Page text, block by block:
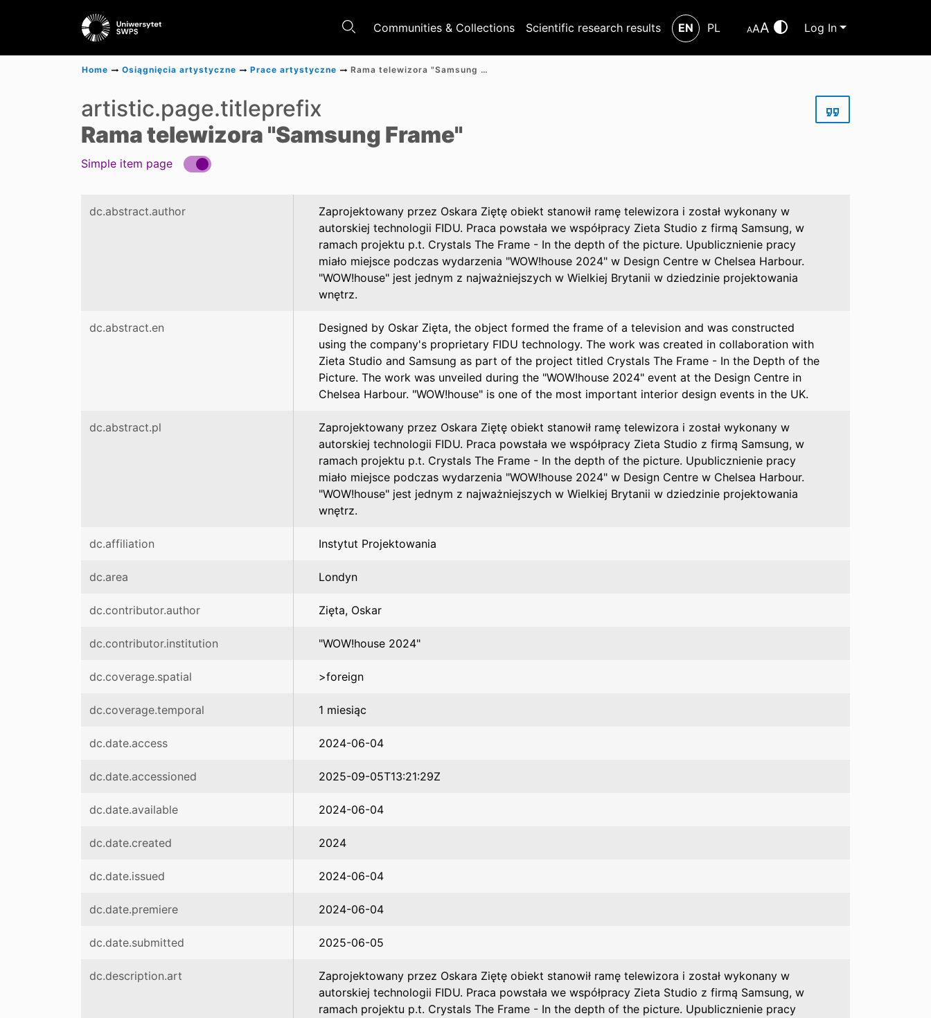
Communities & Collections Scientific research results EN PL AAA Log In
Home Osiągnięcia artystyczne Prace artystyczne Rama telewizora "Samsung Frame"
artistic.page.titleprefix
Rama telewizora "Samsung Frame"
Simple item page
dc.abstract.author
Zaprojektowany przez Oskara Ziętę obiekt stanowił ramę telewizora i został wykonany w
autorskiej technologii FIDU. Praca powstała we współpracy Zieta Studio z firmą Samsung, w
ramach projektu p.t. Crystals The Frame - In the depth of the picture. Upublicznienie pracy
miało miejsce podczas wydarzenia "WOW!house 2024" w Design Centre w Chelsea Harbour.
"WOW!house" jest jednym z najważniejszych w Wielkiej Brytanii w dziedzinie projektowania
wnętrz.
dc.abstract.en
Designed by Oskar Zięta, the object formed the frame of a television and was constructed
using the company's proprietary FIDU technology. The work was created in collaboration with
Zieta Studio and Samsung as part of the project titled Crystals The Frame - In the Depth of the
Picture. The work was unveiled during the "WOW!house 2024" event at the Design Centre in
Chelsea Harbour. "WOW!house" is one of the most important interior design events in the UK.
dc.abstract.pl
Zaprojektowany przez Oskara Ziętę obiekt stanowił ramę telewizora i został wykonany w
autorskiej technologii FIDU. Praca powstała we współpracy Zieta Studio z firmą Samsung, w
ramach projektu p.t. Crystals The Frame - In the depth of the picture. Upublicznienie pracy
miało miejsce podczas wydarzenia "WOW!house 2024" w Design Centre w Chelsea Harbour.
"WOW!house" jest jednym z najważniejszych w Wielkiej Brytanii w dziedzinie projektowania
wnętrz.
dc.affiliation Instytut Projektowania
dc.area Londyn
dc.contributor.author Zięta, Oskar
dc.contributor.institution "WOW!house 2024"
dc.coverage.spatial >foreign
dc.coverage.temporal 1 miesiąc
dc.date.access 2024-06-04
dc.date.accessioned 2025-09-05T13:21:29Z
dc.date.available 2024-06-04
dc.date.created 2024
dc.date.issued 2024-06-04
dc.date.premiere 2024-06-04
dc.date.submitted 2025-06-05
dc.description.art
Zaprojektowany przez Oskara Ziętę obiekt stanowił ramę telewizora i został wykonany w
autorskiej technologii FIDU. Praca powstała we współpracy Zieta Studio z firmą Samsung, w
ramach projektu p.t. Crystals The Frame - In the depth of the picture. Upublicznienie pracy